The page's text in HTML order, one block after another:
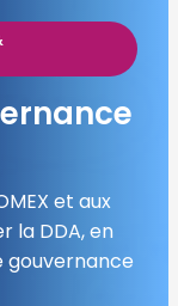
et aux
la DDA, en
gouvernance